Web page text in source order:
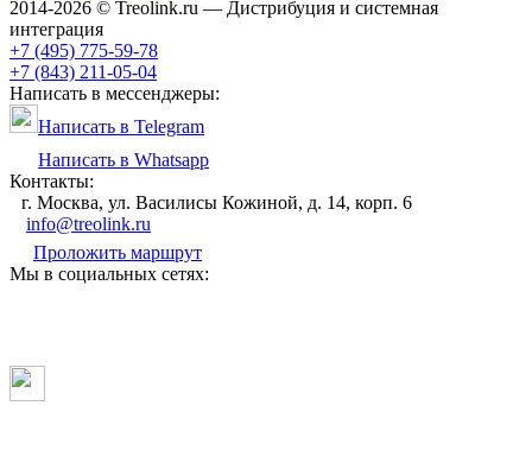
2014-2026 © Treolink.ru — Дистрибуция и системная
интеграция
+7 (495) 775-59-78
+7 (843) 211-05-04
Написать в мессенджеры:
Написать в Telegram
Написать в Whatsapp
Контакты:
г. Москва, ул. Василисы Кожиной, д. 14, корп. 6
info@treolink.ru
Проложить маршрут
Мы в социальных сетях: